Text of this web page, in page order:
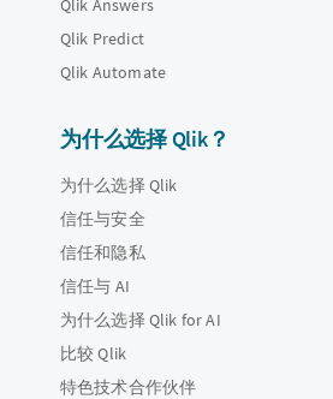
Qlik Answers
Qlik Predict
Qlik Automate
为什么选择 Qlik？
为什么选择 Qlik
信任与安全
信任和隐私
信任与 AI
为什么选择 Qlik for AI
比较 Qlik
特色技术合作伙伴